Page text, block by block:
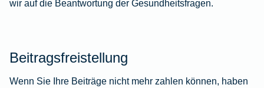
wir auf die Beantwortung der Gesundheitsfragen.
Beitragsfreistellung
Wenn Sie Ihre Beiträge nicht mehr zahlen können, haben